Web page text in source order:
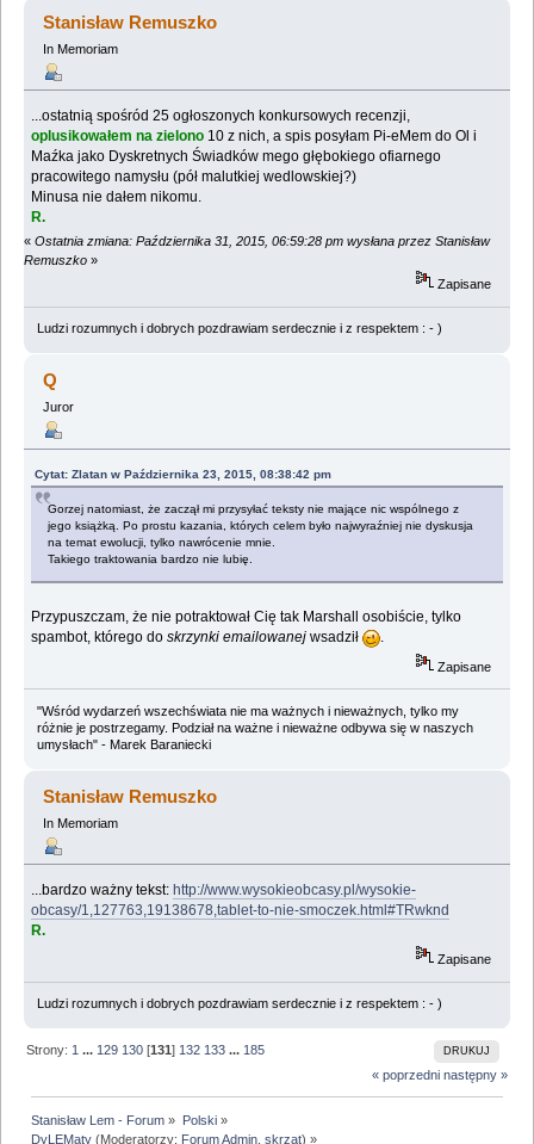
Stanisław Remuszko
In Memoriam
...ostatnią spośród 25 ogłoszonych konkursowych recenzji,
oplusikowałem na zielono 10 z nich, a spis posyłam Pi-eMem do Ol i
Maźka jako Dyskretnych Świadków mego głębokiego ofiarnego
pracowitego namysłu (pół malutkiej wedlowskiej?)
Minusa nie dałem nikomu.
R.
« Ostatnia zmiana: Października 31, 2015, 06:59:28 pm wysłana przez Stanisław
Remuszko »
Zapisane
Ludzi rozumnych i dobrych pozdrawiam serdecznie i z respektem : - )
Q
Juror
Cytat: Zlatan w Października 23, 2015, 08:38:42 pm
Gorzej natomiast, że zaczął mi przysyłać teksty nie mające nic wspólnego z
jego książką. Po prostu kazania, których celem było najwyraźniej nie dyskusja
na temat ewolucji, tylko nawrócenie mnie.
Takiego traktowania bardzo nie lubię.
Przypuszczam, że nie potraktował Cię tak Marshall osobiście, tylko
spambot, którego doskrzynki emailowanej wsadził .
Zapisane
"Wśród wydarzeń wszechświata nie ma ważnych i nieważnych, tylko my
różnie je postrzegamy. Podział na ważne i nieważne odbywa się w naszych
umysłach" - Marek Baraniecki
Stanisław Remuszko
In Memoriam
...bardzo ważny tekst:http://www.wysokieobcasy.pl/wysokie-
obcasy/1,127763,19138678,tablet-to-nie-smoczek.html#TRwknd
R.
Zapisane
Ludzi rozumnych i dobrych pozdrawiam serdecznie i z respektem : - )
DRUKUJ
Strony: 1 ... 129 130 [131] 132 133 ... 185
« poprzedni następny »
Stanisław Lem - Forum » Polski»
DyLEMaty (Moderatorzy: Forum Admin ,skrzat) »